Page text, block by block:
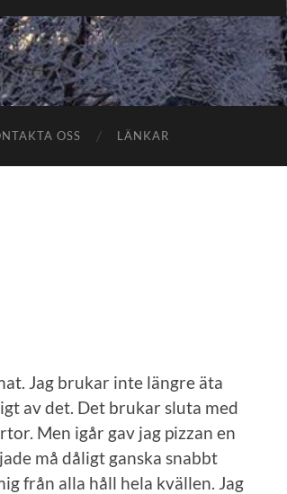
OSS LÄNKAR
Jag brukar inte längre äta
av det. Det brukar sluta med
Men igår gav jag pizzan en
må dåligt ganska snabbt
från alla håll hela kvällen. Jag